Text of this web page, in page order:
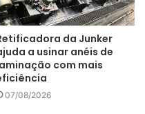
guidelok
da Junker
a usinar anéis de
com mais
07/08/2026